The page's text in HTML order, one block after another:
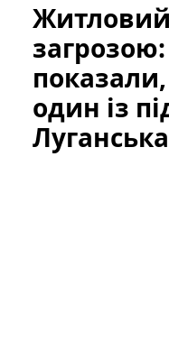
один із
Луганська